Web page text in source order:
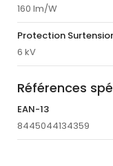
160 lm/W
Protection
6 kV
Références
EAN-13
8445044134359